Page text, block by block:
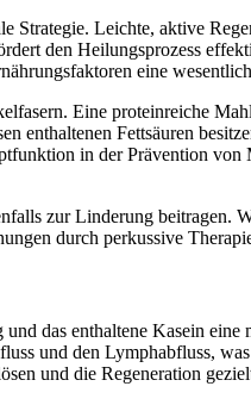
Leichte, aktive
den Heilungsprozess
eine
Eine proteinreiche
enthaltenen Fettsäuren
in der Prävention
zur Linderung beitragen.
durch perkussive
das enthaltene Kasein
und den Lymphabfluss,
und die Regeneration